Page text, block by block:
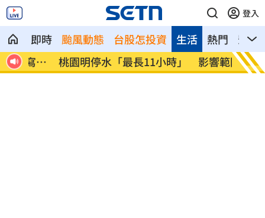
登入
即時 颱風動態 台股怎投資 熱門 影音
生活
金
桃園明停水「最長11小時」 影響範圍曝
光
明年